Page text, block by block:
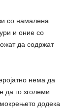
со намалена
и оние со
да содржат
нема да
да го зголеми
додека